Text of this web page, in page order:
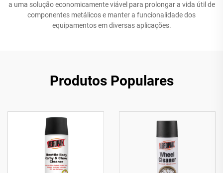
a uma solução economicamente viável para prolongar a vida útil de
componentes metálicos e manter a funcionalidade dos
equipamentos em diversas aplicações.
Produtos Populares